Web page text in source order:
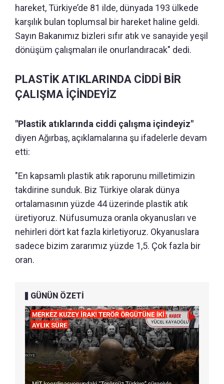
hareket, Türkiye’de 81 ilde, dünyada 193 ülkede
karşılık bulan toplumsal bir hareket haline geldi.
Sayın Bakanımız bizleri sıfır atık ve sanayide yeşil
dönüşüm çalışmaları ile onurlandıracak" dedi.
PLASTİK ATIKLARINDA CİDDİ BİR
ÇALIŞMA İÇİNDEYİZ
"Plastik atıklarında ciddi çalışma içindeyiz"
diyen Ağırbaş, açıklamalarına şu ifadelerle devam
etti:
"En kapsamlı plastik atık raporunu milletimizin
takdirine sunduk. Biz Türkiye olarak dünya
ortalamasının yüzde 44 üzerinde plastik atık
üretiyoruz. Nüfusumuza oranla okyanusları ve
nehirleri dört kat fazla kirletiyoruz. Okyanuslara
sadece bizim zararımız yüzde 1,5. Çok fazla bir
oran.
GÜNÜN ÖZETİ